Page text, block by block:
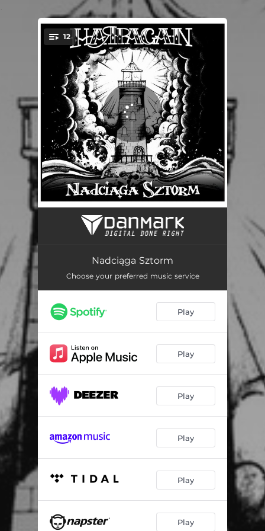
You're all set!
12
Święty Grall
Prosto pod Stół
Nadciąga Sztorm 03:54
Pytanie
Chroniczny Brak Horyzontu 04:08
Wszystko Schodzi na Psy 04:23
Nowoczesny Człowiek 03:44
Gdzie są Chłopcy z Tamtych Lat 04:12
Impas 04:37
Saragossa 03:28
Nadciąga Sztorm
Choose your preferred music service
Play
Play
Play
Play
Play
Play